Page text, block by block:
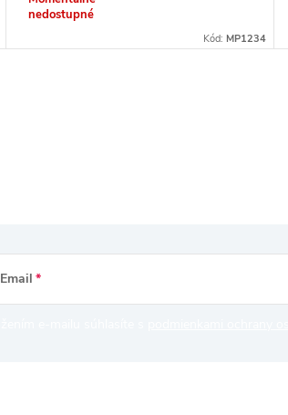
nedostupné
Kód: MP1234
Email